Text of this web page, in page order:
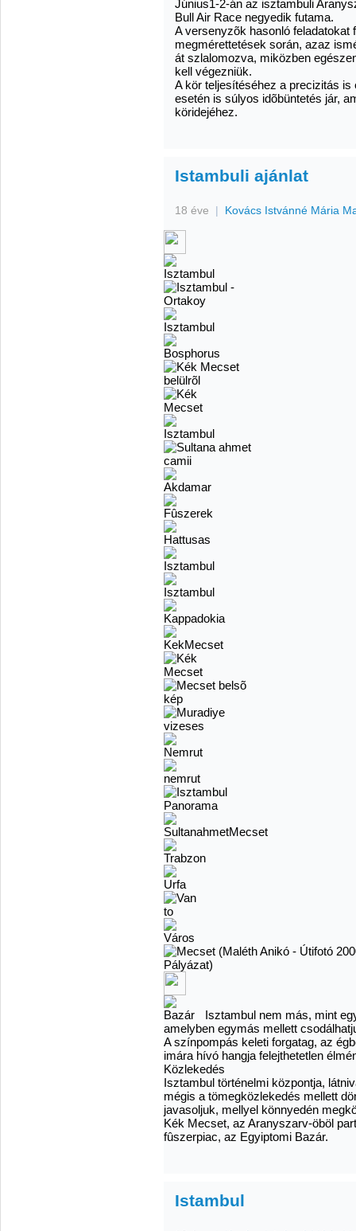
Június1-2-án az isztambuli
Bull Air Race negyedik futama.
A versenyzõk hasonló feladatokat
megmérettetések során, azaz
át szlalomozva, miközben
kell végezniük.
A kör teljesítéséhez a precizitás is
esetén is súlyos idõbüntetés jár,
köridejéhez.
Istambuli ajánlat
18 éve | Kovács Istvánné Mária
Isztambul nem más, mint
amelyben egymás mellett
A színpompás keleti forgatag, az
imára hívó hangja felejthetetlen
Közlekedés
Isztambul történelmi központja,
mégis a tömegközlekedés mellett
javasoljuk, mellyel könnyedén
Kék Mecset, az Aranyszarv-öböl
fûszerpiac, az Egyiptomi Bazár.
Istambul